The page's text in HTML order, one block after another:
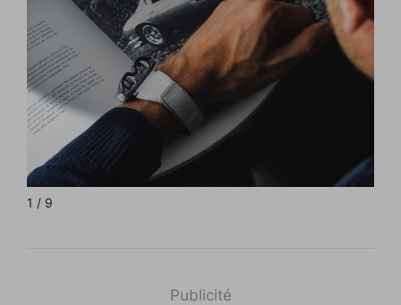
1 / 9
Publicité